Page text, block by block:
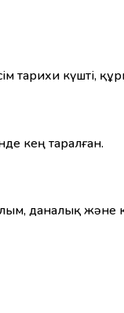
тарихи күшті,
кең таралған.
даналық